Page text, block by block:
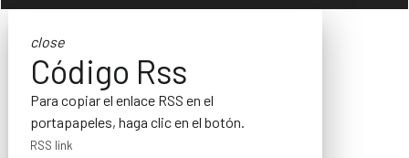
close
Código Rss
Para copiar el enlace RSS en el
portapapeles, haga clic en el botón.
RSS link